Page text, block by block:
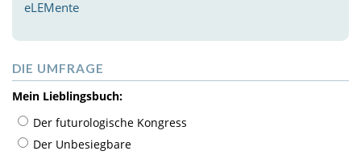
eLEMente
DIE UMFRAGE
Mein Lieblingsbuch:
Der futurologische Kongress
Der Unbesiegbare